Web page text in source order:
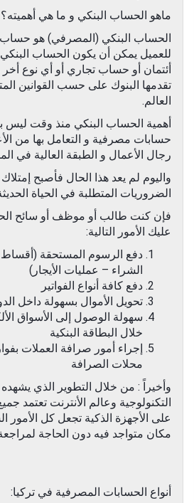
ماهو الحساب البنكي و ما هي أهميته؟
الحساب البنكي (المصرفي) هو حساب
للعميل يمكن أن يكون الحساب
أئتمان أو حساب تجاري أو أي نوع
تقدمها البنوك على حسب القوانين
العالم.
أهمية الحساب البنكي منذ وقت ليس
حسابات مصرفية و التعامل بها من
رجال الأعمال و الطبقة العالية في
واليوم لم يعد هذا الحال فأصبح
الضروريات المتطلبة في الحياة
فإن كنت طالب أو موظف أو سائح
عليك الأمور التالية:
دفع الرسوم المستحقة
الشراء – عمليات الأيجار)
دفع كافة أنواع الفواتير
تحويل الأموال بسهولة داخل
سهولة الوصول إلى الأسواق
خلال البطاقة البنكية
إجراء أمور صرافة العملات
محلات الصرافة
وأخيراً : من خلال التطوير الذي يشهده
التكنولوجية وعالم الأنترنت تعتمد
على الأجهزة الذكية تجعل كل الأمور
مكان متواجد فيه دون الحاجة
أنواع الحسابات المصرفية في تركيا: